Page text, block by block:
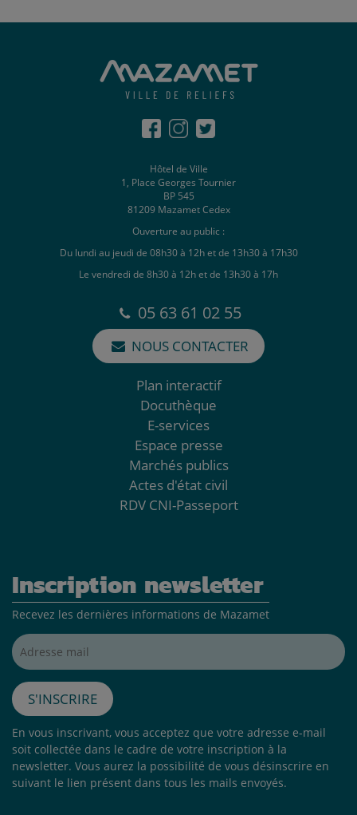
Hôtel de Ville
1, Place Georges Tournier
BP 545
81209 Mazamet Cedex
Ouverture au public :
Du lundi au jeudi de 08h30 à 12h et de 13h30 à 17h30
Le vendredi de 8h30 à 12h et de 13h30 à 17h
05 63 61 02 55
NOUS CONTACTER
Plan interactif
Docuthèque
E-services
Espace presse
Marchés publics
Actes d'état civil
RDV CNI-Passeport
Inscription newsletter
Recevez les dernières informations de Mazamet
Adresse mail*
S'inscrire
En vous inscrivant, vous acceptez que votre adresse e-mail
soit collectée dans le cadre de votre inscription à la
newsletter. Vous aurez la possibilité de vous désinscrire en
suivant le lien présent dans tous les mails envoyés.